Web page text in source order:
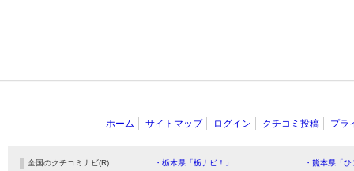
ホーム サイトマップ ログイン クチコミ投稿 プラ
全国のクチコミナビ(R) ・栃木県「栃ナビ！」 ・熊本県「